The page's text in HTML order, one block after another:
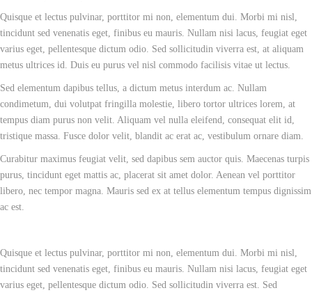
Quisque et lectus pulvinar, porttitor mi non, elementum dui. Morbi mi nisl,
tincidunt sed venenatis eget, finibus eu mauris. Nullam nisi lacus, feugiat eget
varius eget, pellentesque dictum odio. Sed sollicitudin viverra est, at aliquam
metus ultrices id. Duis eu purus vel nisl commodo facilisis vitae ut lectus.
Sed elementum dapibus tellus, a dictum metus interdum ac. Nullam
condimetum, dui volutpat fringilla molestie, libero tortor ultrices lorem, at
tempus diam purus non velit. Aliquam vel nulla eleifend, consequat elit id,
tristique massa. Fusce dolor velit, blandit ac erat ac, vestibulum ornare diam.
Curabitur maximus feugiat velit, sed dapibus sem auctor quis. Maecenas turpis
purus, tincidunt eget mattis ac, placerat sit amet dolor. Aenean vel porttitor
libero, nec tempor magna. Mauris sed ex at tellus elementum tempus dignissim
ac est.
Quisque et lectus pulvinar, porttitor mi non, elementum dui. Morbi mi nisl,
tincidunt sed venenatis eget, finibus eu mauris. Nullam nisi lacus, feugiat eget
varius eget, pellentesque dictum odio. Sed sollicitudin viverra est. Sed